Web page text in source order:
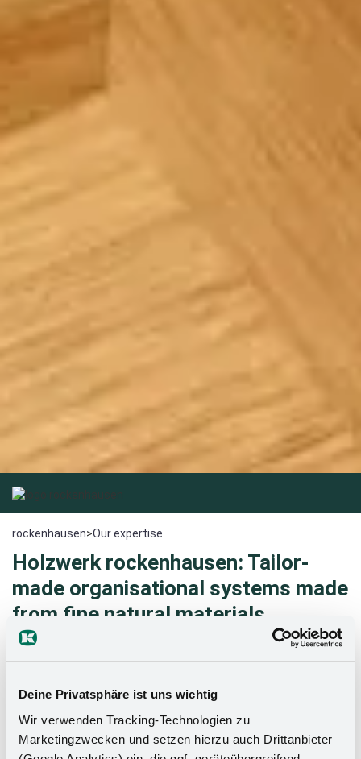
Deine Privatsphäre ist uns wichtig
Wir verwenden Tracking-Technologien zu
Marketingzwecken und setzen hierzu auch Drittanbieter
rockenhausen>Our expertise
Holzwerk rockenhausen: Tailor-
made organisational systems made
from fine natural materials
For over four decades, Holzwerk rockenhausen has stood
made from fine natural materials. With a flair for trends,
innovative technology and craftsmanship, the manufactory
produces bespoke design solutions that set the tone.